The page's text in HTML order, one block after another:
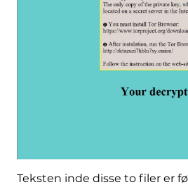
Teksten inde disse to filer er